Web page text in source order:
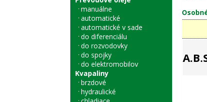
manuálne
automatické
automatické v sade
do diferenciálu
do rozvodovky
do spojky
do elektromobilov
Kvapaliny
brzdové
hydraulické